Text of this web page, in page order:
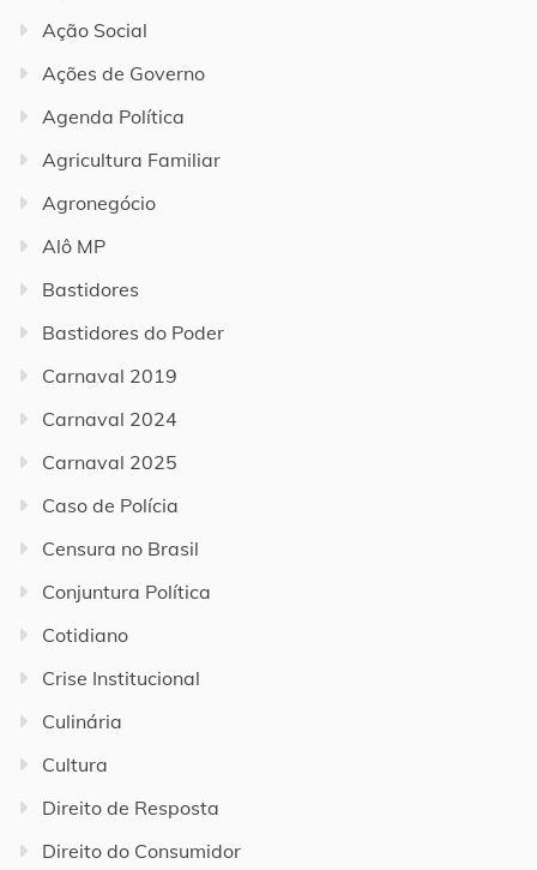
Ação Social
Ações de Governo
Agenda Política
Agricultura Familiar
Agronegócio
Alô MP
Bastidores
Bastidores do Poder
Carnaval 2019
Carnaval 2024
Carnaval 2025
Caso de Polícia
Censura no Brasil
Conjuntura Política
Cotidiano
Crise Institucional
Culinária
Cultura
Direito de Resposta
Direito do Consumidor